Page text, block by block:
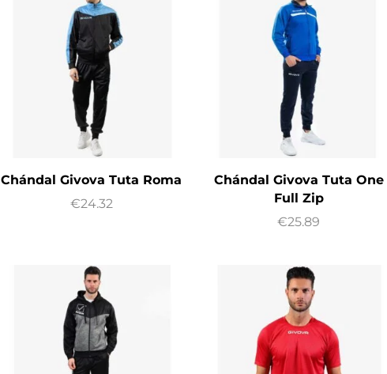
Chándal Givova Tuta Roma
€24.32
Chándal Givova Tuta One
Full Zip
€25.89